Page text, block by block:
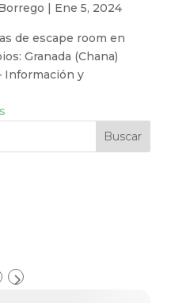
| Ene 5, 2024
de escape room en
Granada (Chana)
Información y
Buscar